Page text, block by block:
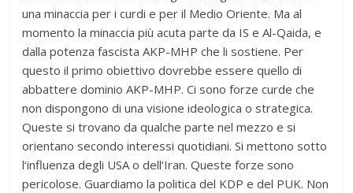
una minaccia per i curdi e per il Medio Oriente. Ma al
momento la minaccia più acuta parte da IS e Al-Qaida, e
dalla potenza fascista AKP-MHP che li sostiene. Per
questo il primo obiettivo dovrebbe essere quello di
abbattere dominio AKP-MHP. Ci sono forze curde che
non dispongono di una visione ideologica o strategica.
Queste si trovano da qualche parte nel mezzo e si
orientano secondo interessi quotidiani. Si mettono sotto
l‘influenza degli USA o dell‘Iran. Queste forze sono
pericolose. Guardiamo la politica del KDP e del PUK. Non